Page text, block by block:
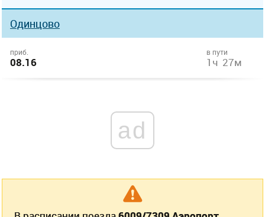
Одинцово
приб.
08.16
в пути
1ч 27м
ad